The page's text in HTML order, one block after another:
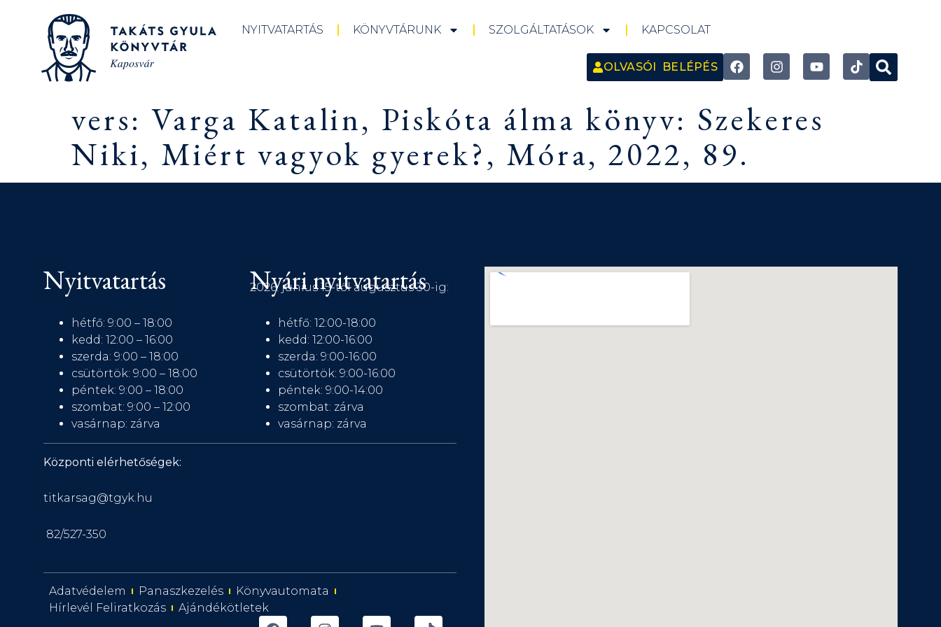
NYITVATARTÁS KÖNYVTÁRUNK SZOLGÁLTATÁSOK KAPCSOLAT
OLVASÓI BELÉPÉS
vers: Varga Katalin, Piskóta álma könyv: Szekeres
Niki, Miért vagyok gyerek?, Móra, 2022, 89.
Nyitvatartás
hétfő: 9:00 – 18:00
kedd: 12:00 – 16:00
szerda: 9:00 – 18:00
csütörtök: 9:00 – 18:00
péntek: 9:00 – 18:00
szombat: 9:00 – 12:00
vasárnap: zárva
Nyári nyitvatartás
2026. június 15-től augusztus 30-ig:
hétfő: 12:00-18:00
kedd: 12:00-16:00
szerda: 9:00-16:00
csütörtök: 9:00-16:00
péntek: 9:00-14:00
szombat: zárva
vasárnap: zárva
Központi elérhetőségek:
titkarsag@tgyk.hu
82/527-350
Adatvédelem Panaszkezelés
Könyvautomata
Hírlevél Feliratkozás
Ajándékötletek